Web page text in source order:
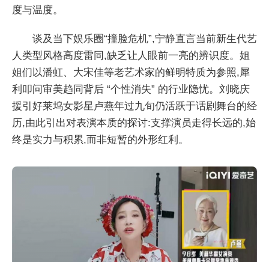
度与温度。
谈及当下娱乐圈“撞脸危机”,宁静直言当前新生代艺
人类型风格高度雷同,缺乏让人眼前一亮的辨识度。姐
姐们以潘虹、大宋佳等老艺术家的鲜明特质为参照,犀
利叩问审美趋同背后 “个性消失” 的行业隐忧。刘晓庆
援引好莱坞女影星卢燕年过九旬仍活跃于话剧舞台的经
历,由此引出对表演本质的探讨:支撑演员走得长远的,始
终是实力与积累,而非短暂的外形红利。